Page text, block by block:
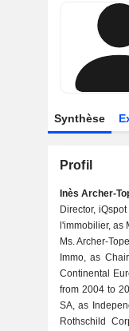
Synthèse
Profil
Inès Archer-
Director,
l'immobilier, as
Ms. Archer-
Immo, as
Continental
from 2004 to
SA, as
Rothschild